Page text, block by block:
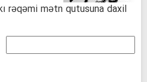
rəqəmi mətn qutusuna daxil